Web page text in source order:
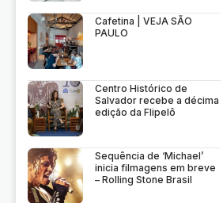
Cafetina | VEJA SÃO
PAULO
Centro Histórico de
Salvador recebe a décima
edição da Flipelô
Sequência de ‘Michael’
inicia filmagens em breve
– Rolling Stone Brasil